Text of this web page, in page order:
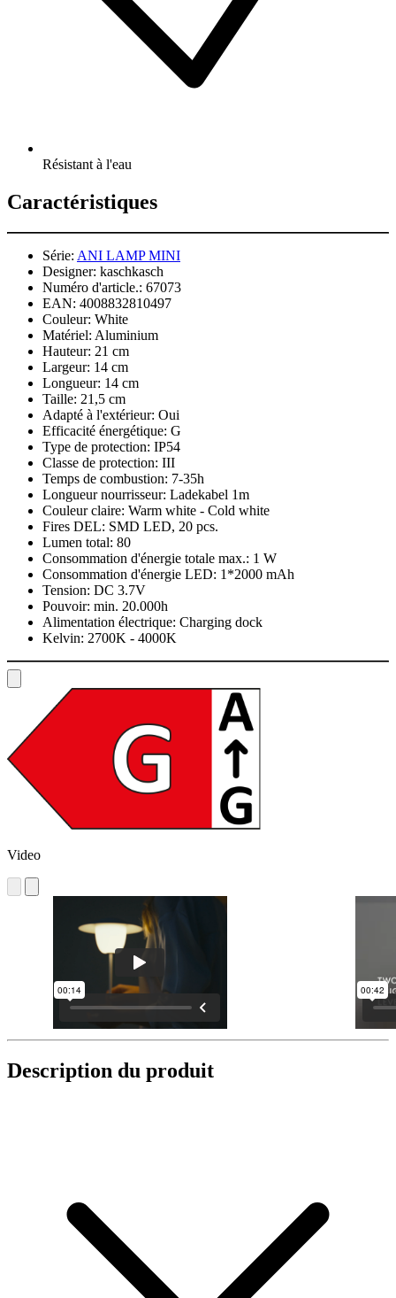
Résistant à l'eau
Caractéristiques
Série: ANI LAMP MINI
Designer: kaschkasch
Numéro d'article.: 67073
EAN: 4008832810497
Couleur: White
Matériel: Aluminium
Hauteur: 21 cm
Largeur: 14 cm
Longueur: 14 cm
Taille: 21,5 cm
Adapté à l'extérieur: Oui
Efficacité énergétique: G
Type de protection: IP54
Classe de protection: III
Temps de combustion: 7-35h
Longueur nourrisseur: Ladekabel 1m
Couleur claire: Warm white - Cold white
Fires DEL: SMD LED, 20 pcs.
Lumen total: 80
Consommation d'énergie totale max.: 1 W
Consommation d'énergie LED: 1*2000 mAh
Tension: DC 3.7V
Pouvoir: min. 20.000h
Alimentation électrique: Charging dock
Kelvin: 2700K - 4000K
Video
Description du produit